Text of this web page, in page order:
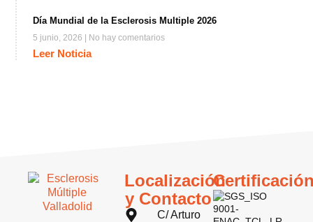
Día Mundial de la Esclerosis Multiple 2026
5 junio, 2026 No hay comentarios
Leer Noticia
Localización
y Contacto
C/ Arturo